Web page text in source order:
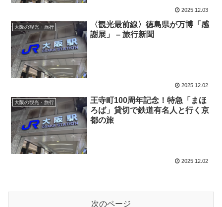
2025.12.03
大阪の観光・旅行 〈観光最前線〉徳島県が万博「感
謝展」 – 旅行新聞
2025.12.02
大阪の観光・旅行
王寺町100周年記念！特急「まほ
ろば」貸切で鉄道有名人と行く京
都の旅
2025.12.02
次のページ